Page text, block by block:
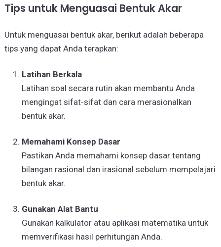
Tips untuk Menguasai Bentuk Akar
Untuk menguasai bentuk akar, berikut adalah beberapa
tips yang dapat Anda terapkan:
Latihan Berkala
Latihan soal secara rutin akan membantu Anda
mengingat sifat-sifat dan cara merasionalkan
bentuk akar.
Memahami Konsep Dasar
Pastikan Anda memahami konsep dasar tentang
bilangan rasional dan irasional sebelum mempelajari
bentuk akar.
Gunakan Alat Bantu
Gunakan kalkulator atau aplikasi matematika untuk
memverifikasi hasil perhitungan Anda.